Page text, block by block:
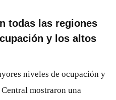
todas las regiones
y los altos
niveles de ocupación y
mostraron una